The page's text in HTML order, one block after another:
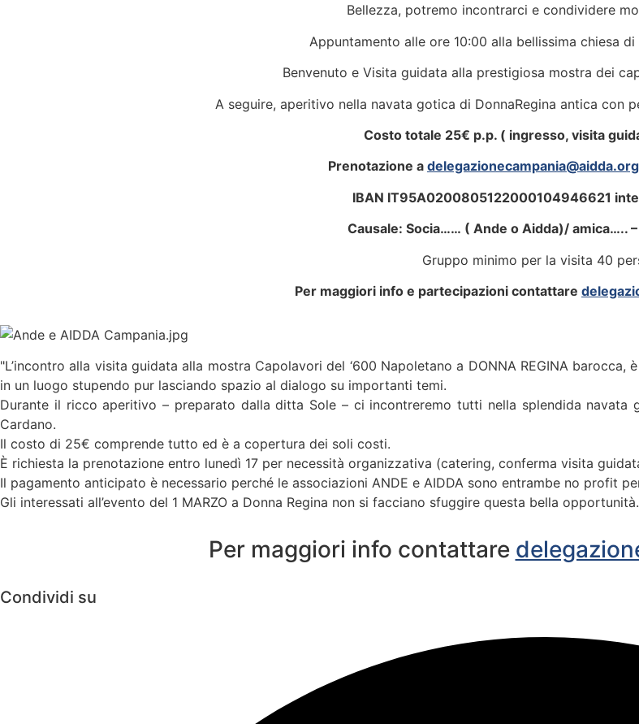
Bellezza, potremo incontrarci e condividere
Appuntamento alle ore 10:00 alla bellissima chiesa
Benvenuto e Visita guidata alla prestigiosa mostra dei
A seguire, aperitivo nella navata gotica di DonnaRegina antica con
Costo totale 25€ p.p. ( ingresso, visita
Prenotazione a delegazionecampania@aidda.org
IBAN IT95A0200805122000104946621
Causale: Socia…… ( Ande o Aidda)/ amica….. –
Gruppo minimo per la visita 40
Per maggiori info e partecipazioni contattare
"L’incontro alla visita guidata alla mostra Capolavori del ‘600 Napoletano a DONNA REGINA
in un luogo stupendo pur lasciando spazio al dialogo su importanti temi.
Durante il ricco aperitivo – preparato dalla ditta Sole – ci incontreremo tutti nella splendida navata
Cardano.
Il costo di 25€ comprende tutto ed è a copertura dei soli costi.
È richiesta la prenotazione entro lunedì 17 per necessità organizzativa (catering, conferma visita
Il pagamento anticipato è necessario perché le associazioni ANDE e AIDDA sono entrambe no profit
Gli interessati all’evento del 1 MARZO a Donna Regina non si facciano sfuggire questa bella
Per maggiori info contattare
Condividi su